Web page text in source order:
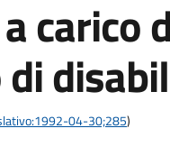
carico
04-30;285)